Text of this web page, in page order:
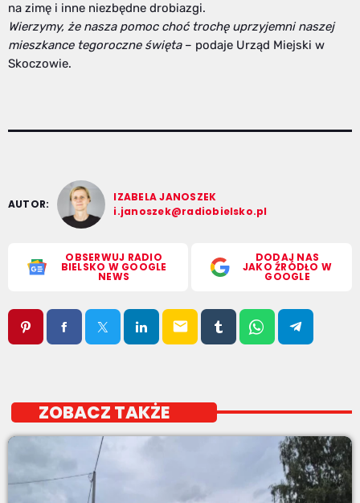
na zimę i inne niezbędne drobiazgi.
Wierzymy, że nasza pomoc choć trochę uprzyjemni naszej
mieszkance tegoroczne święta– podaje Urząd Miejski w
Skoczowie.
AUTOR:
IZABELA JANOSZEK
i.janoszek@radiobielsko.pl
OBSERWUJ RADIO
BIELSKO W GOOGLE
NEWS
DODAJ NAS
JAKO ŹRÓDŁO W
GOOGLE
email
ZOBACZ TAKŻE